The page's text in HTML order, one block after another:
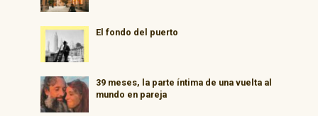
El fondo del puerto
39 meses, la parte íntima de una vuelta al
mundo en pareja